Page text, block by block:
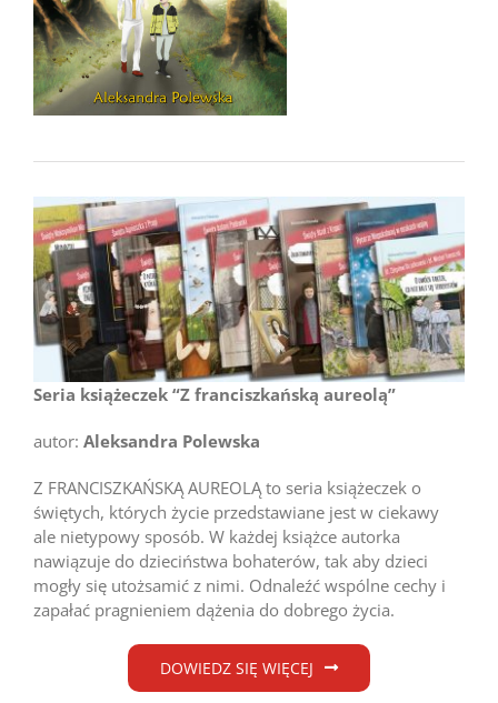
Seria książeczek “Z franciszkańską aureolą”
autor: Aleksandra Polewska
Z FRANCISZKAŃSKĄ AUREOLĄ to seria książeczek o
świętych, których życie przedstawiane jest w ciekawy
ale nietypowy sposób. W każdej książce autorka
nawiązuje do dzieciństwa bohaterów, tak aby dzieci
mogły się utożsamić z nimi. Odnaleźć wspólne cechy i
zapałać pragnieniem dążenia do dobrego życia.
DOWIEDZ SIĘ WIĘCEJ